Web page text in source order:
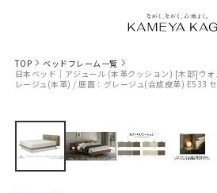
TOP
ベッドフレーム一覧
日本ベッド｜アジュール (本革クッション) [木部]ウ
レージュ(本革) / 底面：グレージュ(合成皮革) E533